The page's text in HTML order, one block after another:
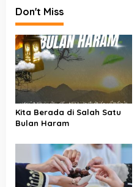
t
n
a
v
i
g
a
t
i
o
Don't Miss
Kita Berada di Salah Satu
Bulan Haram